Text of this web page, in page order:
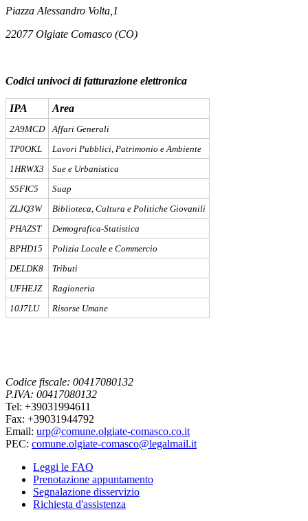
Piazza Alessandro Volta,1
22077 Olgiate Comasco (CO)
Codici univoci di fatturazione elettronica
IPA Area
2A9MCD
Affari Generali
TP0OKL
Lavori Pubblici, Patrimonio e Ambiente
1HRWX3
Sue e Urbanistica
S5FIC5
Suap
ZLJQ3W
Biblioteca, Cultura e Politiche Giovanili
PHAZST
Demografica-Statistica
BPHD15
Polizia Locale e Commercio
DELDK8
Tributi
UFHEJZ
Ragioneria
10J7LU
Risorse Umane
Codice fiscale: 00417080132
P.IVA: 00417080132
Tel: +39031994611
Fax: +39031944792
Email: urp@comune.olgiate-comasco.co.it
PEC: comune.olgiate-comasco@legalmail.it
Leggi le FAQ
Prenotazione appuntamento
Segnalazione disservizio
Richiesta d'assistenza